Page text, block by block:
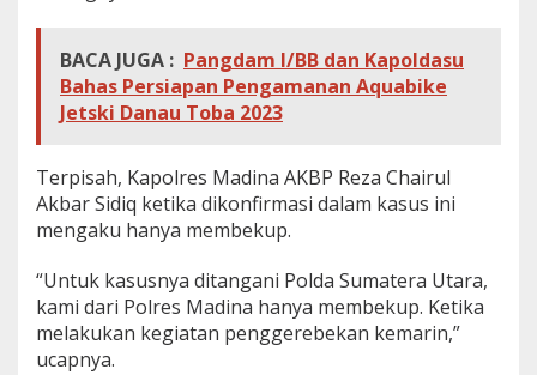
BACA JUGA : Pangdam I/BB dan Kapoldasu
Bahas Persiapan Pengamanan Aquabike
Jetski Danau Toba 2023
Terpisah, Kapolres Madina AKBP Reza Chairul
Akbar Sidiq ketika dikonfirmasi dalam kasus ini
mengaku hanya membekup.
“Untuk kasusnya ditangani Polda Sumatera Utara,
kami dari Polres Madina hanya membekup. Ketika
melakukan kegiatan penggerebekan kemarin,”
ucapnya.